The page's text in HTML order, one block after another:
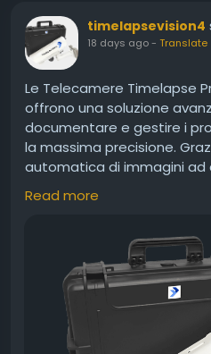
timelapsevision4
18 days ago- Translate
Le Telecamere Timelapse
offrono una soluzione
documentare e gestire i
la massima precisione.
automatica di immagini ad
controllo remoto tramite
all’accesso in tempo reale,
per imprese edili, ingegneri
permettono di creare video
professionali, archivi
completi, migliorando
trasparenza e la qualità
https://timelapsevision.io/
Read more